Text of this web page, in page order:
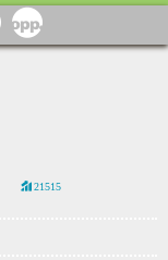
Twitter
21515